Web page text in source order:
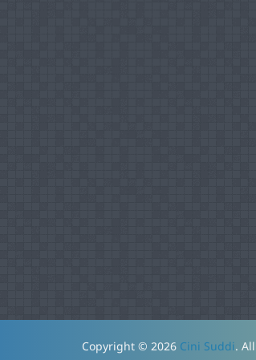
Copyright © 2026 Cini Suddi.